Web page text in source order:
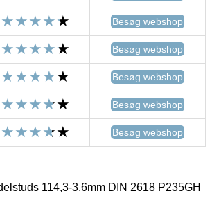
Besøg webshop
Besøg webshop
Besøg webshop
Besøg webshop
Besøg webshop
114,3-3,6mm DIN 2618 P235GH